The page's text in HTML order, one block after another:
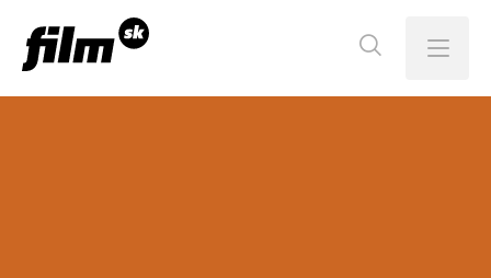
Menu